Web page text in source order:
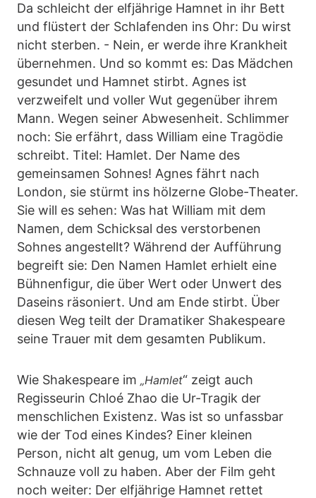
Da schleicht der elfjährige Hamnet in ihr Bett
und flüstert der Schlafenden ins Ohr: Du wirst
nicht sterben. - Nein, er werde ihre Krankheit
übernehmen. Und so kommt es: Das Mädchen
gesundet und Hamnet stirbt. Agnes ist
verzweifelt und voller Wut gegenüber ihrem
Mann. Wegen seiner Abwesenheit. Schlimmer
noch: Sie erfährt, dass William eine Tragödie
schreibt. Titel: Hamlet. Der Name des
gemeinsamen Sohnes! Agnes fährt nach
London, sie stürmt ins hölzerne Globe-Theater.
Sie will es sehen: Was hat William mit dem
Namen, dem Schicksal des verstorbenen
Sohnes angestellt? Während der Aufführung
begreift sie: Den Namen Hamlet erhielt eine
Bühnenfigur, die über Wert oder Unwert des
Daseins räsoniert. Und am Ende stirbt. Über
diesen Weg teilt der Dramatiker Shakespeare
seine Trauer mit dem gesamten Publikum.
Wie Shakespeare im „Hamlet“ zeigt auch
Regisseurin Chloé Zhao die Ur-Tragik der
menschlichen Existenz. Was ist so unfassbar
wie der Tod eines Kindes? Einer kleinen
Person, nicht alt genug, um vom Leben die
Schnauze voll zu haben. Aber der Film geht
noch weiter: Der elfjährige Hamnet rettet